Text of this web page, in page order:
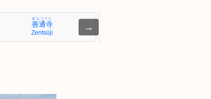
善通寺
ぜんつうじ
Zentsūji
→